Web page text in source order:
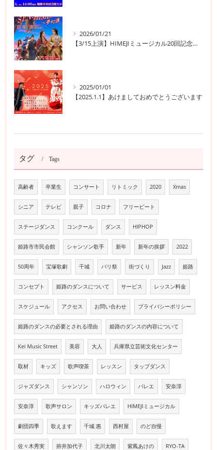
2026/01/21
【3/15上演】HIMEJIミュージカル20回記念公演！ 姫路の歴史と夢が交錯する『SEN-HIME〜夢幻譚』
2025/01/01
【2025.1.1】あけましておめでとうございます
タグ Tags
高齢者 卒業生 コンサート リトミック 2020 Xmas
シニア テレビ 親子 コロナ フリービート
ステージダンス コンクール ダンス HIPHOP
姫路市市民会館 シャンソン歌手 新年 新年の挨拶 2022
50周年 宝塚歌劇 千城 パリ祭 街づくり Jazz 姫路
コンセプト 姫路のダンスについて サービス レッスン料金
スケジュール アクセス お問い合わせ プライバシーポリシー
姫路のダンスの必要とされる理由 姫路のダンスの内容について
Kei Music Street 美容 大人 兵庫県立芸術文化センター
取材 キッズ 歌声喫茶 レッスン タップダンス
ジャズダンス シャンソン ハロウィン バレエ 安奈淳
安奈淳 歌声サロン キッズバレエ HIMEJIミュージカル
劇団四季 歌えます 千城 惠 西村屋 のど自慢
佐々木秀実 拵井加代子 北川太朗 紫鳳あけの RYO-TA